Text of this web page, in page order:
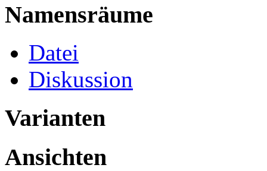
Namensräume
Datei
Diskussion
Varianten
Ansichten